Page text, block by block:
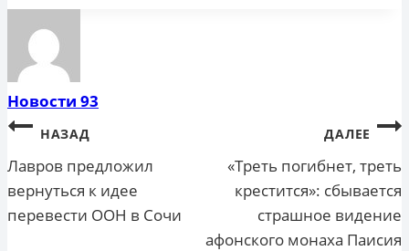
Новости 93
Навигация
по
записям
НАЗАД
Лавров предложил
вернуться к идее
перевести ООН в Сочи
ДАЛЕЕ
«Треть погибнет, треть
крестится»: сбывается
страшное видение
афонского монаха Паисия